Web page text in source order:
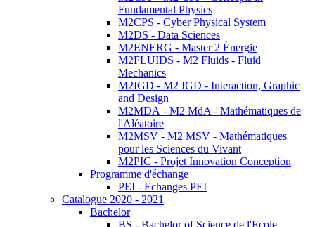
Fundamental Physics
M2CPS - Cyber Physical System
M2DS - Data Sciences
M2ENERG - Master 2 Énergie
M2FLUIDS - M2 Fluids - Fluid
Mechanics
M2IGD - M2 IGD - Interaction, Graphic
and Design
M2MDA - M2 MdA - Mathématiques de
l'Aléatoire
M2MSV - M2 MSV - Mathématiques
pour les Sciences du Vivant
M2PIC - Projet Innovation Conception
Programme d'échange
PEI - Echanges PEI
Catalogue 2020 - 2021
Bachelor
BS - Bachelor of Science de l'Ecole